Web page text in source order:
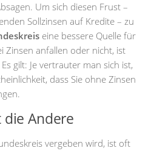
Um sich diesen Frust –
Sollzinsen auf Kredite – zu
eine bessere Quelle für
Zinsen anfallen oder nicht, ist
gilt: Je vertrauter man sich ist,
dass Sie ohne Zinsen
die Andere
vergeben wird, ist oft